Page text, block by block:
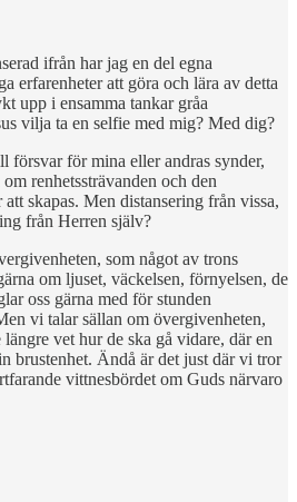
ifrån har jag en del egna
erfarenheter att göra och lära av detta
upp i ensamma tankar gråa
vilja ta en selfie med mig? Med dig?
försvar för mina eller andras synder,
renhetssträvanden och den
skapas. Men distansering från vissa,
från Herren själv?
som något av trons
om ljuset, väckelsen, förnyelsen, de
oss gärna med för stunden
vi talar sällan om övergivenheten,
vet hur de ska gå vidare, där en
brustenhet. Ändå är det just där vi tror
vittnesbördet om Guds närvaro